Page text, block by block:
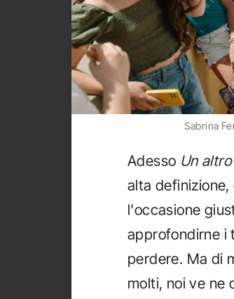
Sabrina
Adesso Un
alta definizione,
l'occasione
approfondirne i
perdere. Ma di
molti, noi ve ne